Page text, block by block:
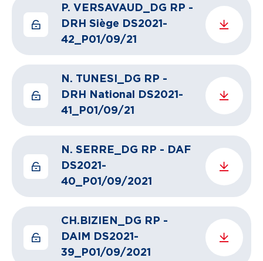
P. VERSAVAUD_DG RP -
DRH Siège DS2021-
42_P01/09/21
N. TUNESI_DG RP -
DRH National DS2021-
41_P01/09/21
N. SERRE_DG RP - DAF
DS2021-
40_P01/09/2021
CH.BIZIEN_DG RP -
DAIM DS2021-
39_P01/09/2021